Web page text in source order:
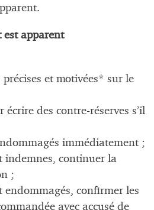
est apparent
et motivées* sur le
des contre-réserves s’il
immédiatement ;
indemnes, continuer la
;
confirmer les
avec accusé de